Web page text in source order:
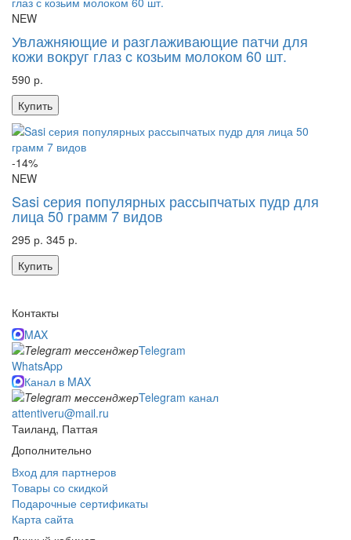
NEW
Увлажняющие и разглаживающие патчи для
кожи вокруг глаз с козьим молоком 60 шт.
590 р.
Купить
-14%
NEW
Sasi серия популярных рассыпчатых пудр для
лица 50 грамм 7 видов
295 р. 345 р.
Купить
Контакты
MAX
Telegram
WhatsApp
Канал в MAX
Telegram канал
attentiveru@mail.ru
Таиланд, Паттая
Дополнительно
Вход для партнеров
Товары со скидкой
Подарочные сертификаты
Карта сайта